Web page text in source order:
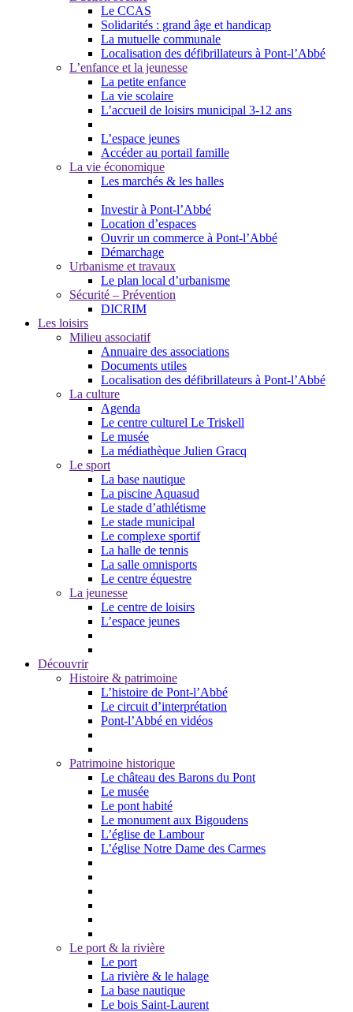
Le CCAS
Solidarités : grand âge et handicap
La mutuelle communale
Localisation des défibrillateurs à Pont-l’Abbé
L’enfance et la jeunesse
La petite enfance
La vie scolaire
L’accueil de loisirs municipal 3-12 ans
L’espace jeunes
Accéder au portail famille
La vie économique
Les marchés & les halles
Investir à Pont-l’Abbé
Location d’espaces
Ouvrir un commerce à Pont-l’Abbé
Démarchage
Urbanisme et travaux
Le plan local d’urbanisme
Sécurité – Prévention
DICRIM
Les loisirs
Milieu associatif
Annuaire des associations
Documents utiles
Localisation des défibrillateurs à Pont-l’Abbé
La culture
Agenda
Le centre culturel Le Triskell
Le musée
La médiathèque Julien Gracq
Le sport
La base nautique
La piscine Aquasud
Le stade d’athlétisme
Le stade municipal
Le complexe sportif
La halle de tennis
La salle omnisports
Le centre équestre
La jeunesse
Le centre de loisirs
L’espace jeunes
Découvrir
Histoire & patrimoine
L’histoire de Pont-l’Abbé
Le circuit d’interprétation
Pont-l’Abbé en vidéos
Patrimoine historique
Le château des Barons du Pont
Le musée
Le pont habité
Le monument aux Bigoudens
L’église de Lambour
L’église Notre Dame des Carmes
Le port & la rivière
Le port
La rivière & le halage
La base nautique
Le bois Saint-Laurent